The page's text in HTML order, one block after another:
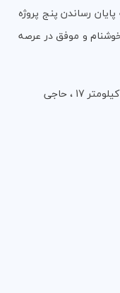
رساندن پنج پروژه
و موفق در عرصه
منطقه آزاد انزلی ، جاده ساحلی زیباکنار ، کیلومتر 17 ، حاجی